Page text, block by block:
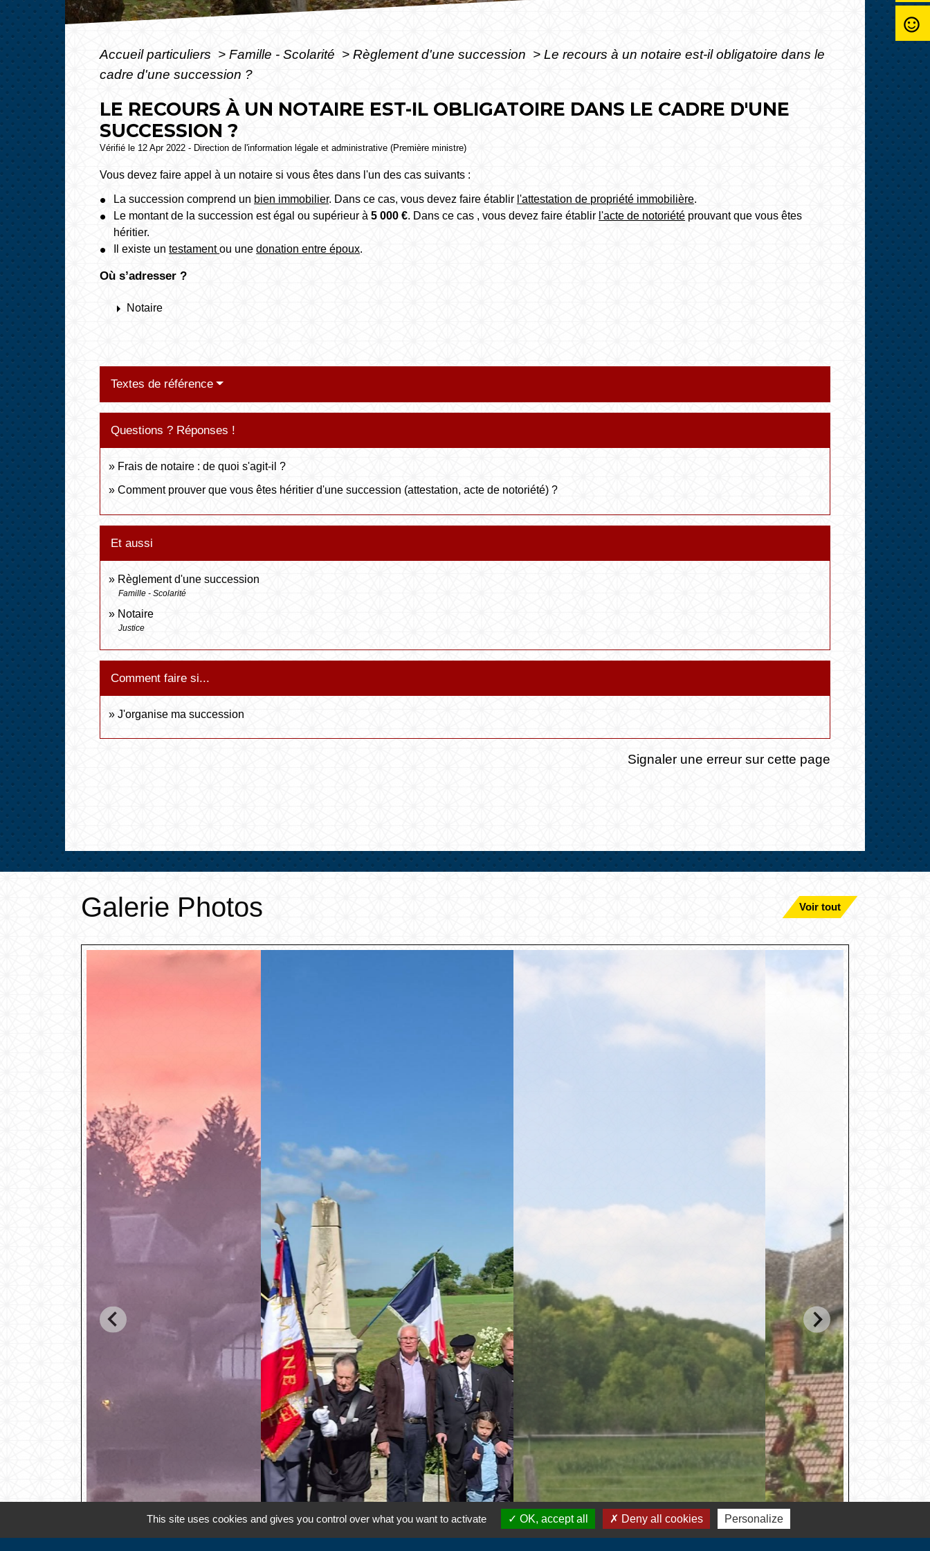
Accueil particuliers > Famille - Scolarité > Règlement d'une succession > Le recours à un notaire est-il obligatoire dans le
cadre d'une succession ?
LE RECOURS À UN NOTAIRE EST-IL OBLIGATOIRE DANS LE CADRE D'UNE
SUCCESSION ?
Vérifié le 12 Apr 2022 - Direction de l'information légale et administrative (Première ministre)
Vous devez faire appel à un notaire si vous êtes dans l'un des cas suivants :
La succession comprend un bien immobilier. Dans ce cas, vous devez faire établir l'attestation de propriété immobilière.
Le montant de la succession est égal ou supérieur à5 000 €. Dans ce cas , vous devez faire établir l'acte de notoriété prouvant que vous êtes
héritier.
Il existe untestamentou unedonation entre époux.
Où s’adresser ?
arrow_right Notaire
Textes de référence
Questions ? Réponses !
Frais de notaire : de quoi s'agit-il ?
Comment prouver que vous êtes héritier d'une succession (attestation, acte de notoriété) ?
Et aussi
Règlement d'une succession
Famille - Scolarité
Notaire
Justice
Comment faire si...
J'organise ma succession
Signaler une erreur sur cette page
Galerie Photos Voir tout
sentiment_satisfied_alt
This site uses cookies and gives you control over what you want to activate OK, accept all Deny all cookies Personalize